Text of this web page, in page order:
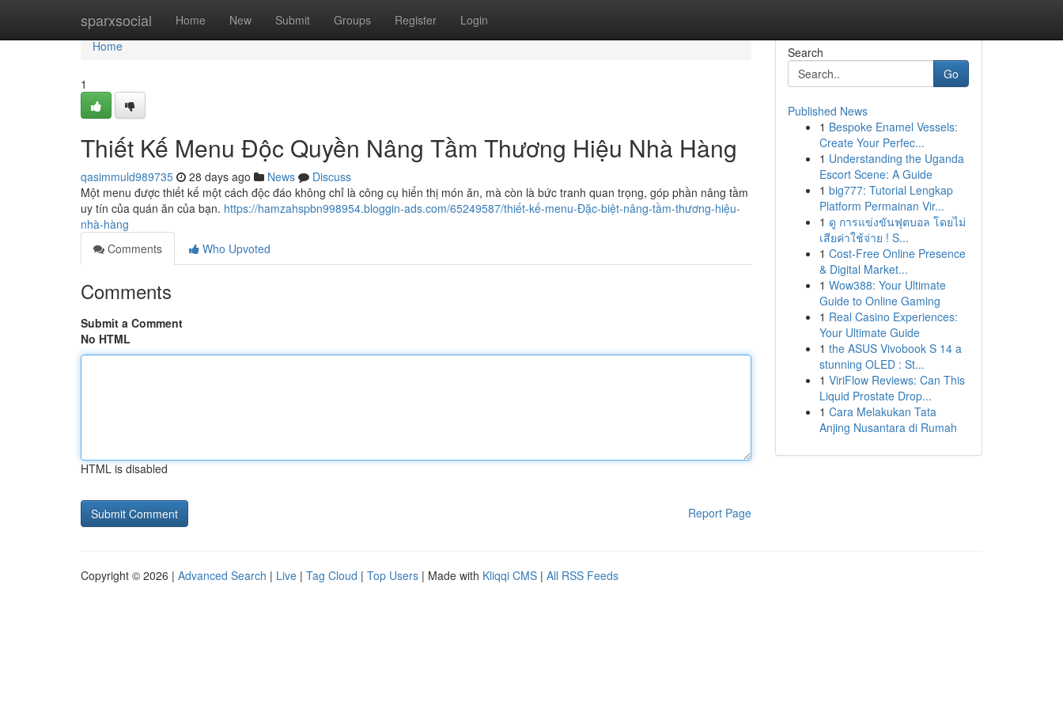
sparxsocial Home New Submit Groups Register Login
Home
Home
1
Thiết Kế Menu Độc Quyền Nâng Tầm Thương Hiệu Nhà Hàng
qasimmuld989735 28 days ago News
Discuss
Một menu được thiết kế một cách độc đáo không chỉ là công cụ hiển thị món ăn, mà còn là bức tranh quan trọng, góp phần nâng tầm
uy tín của quán ăn của bạn. https://hamzahspbn998954.bloggin-ads.com/65249587/thiết-kế-menu-Đặc-biệt-nâng-tầm-thương-hiệu-
nhà-hàng
Comments
Who Upvoted
Comments
Submit a Comment
No HTML
HTML is disabled
Report Page
Search
Go
Published News
1 Bespoke Enamel Vessels:
Create Your Perfec...
1 Understanding the Uganda
Escort Scene: A Guide
1 big777: Tutorial Lengkap
Platform Permainan Vir...
1 ดู การแข่งขันฟุตบอล โดยไม่
เสียค่าใช้จ่าย ! S...
1 Cost-Free Online Presence
& Digital Market...
1 Wow388: Your Ultimate
Guide to Online Gaming
1 Real Casino Experiences:
Your Ultimate Guide
1 the ASUS Vivobook S 14 a
stunning OLED : St...
1 ViriFlow Reviews: Can This
Liquid Prostate Drop...
1 Cara Melakukan Tata
Anjing Nusantara di Rumah
Copyright © 2026 | Advanced Search | Live | Tag Cloud | Top Users | Made with Kliqqi CMS | All RSS Feeds